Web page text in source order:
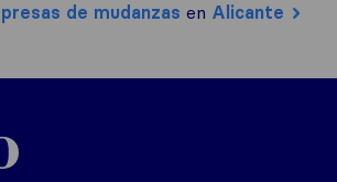
de mudanzas en Alicante